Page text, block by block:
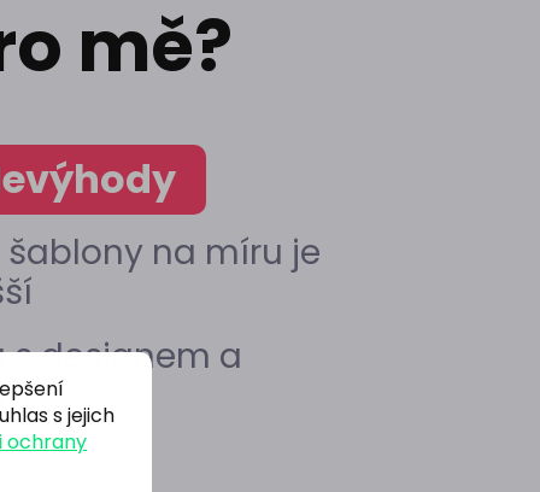
mě?
na míru je
s designem a
měsíc
s jejich
ochrany